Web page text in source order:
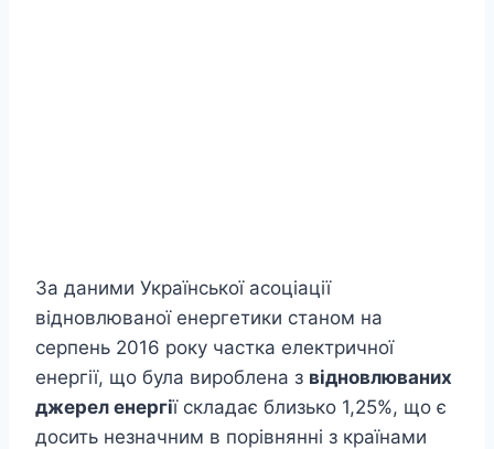
За даними Української асоціації
відновлюваної енергетики станом на
серпень 2016 року частка електричної
енергії, що була вироблена з відновлюваних
джерел енергії складає близько 1,25%, що є
досить незначним в порівнянні з країнами